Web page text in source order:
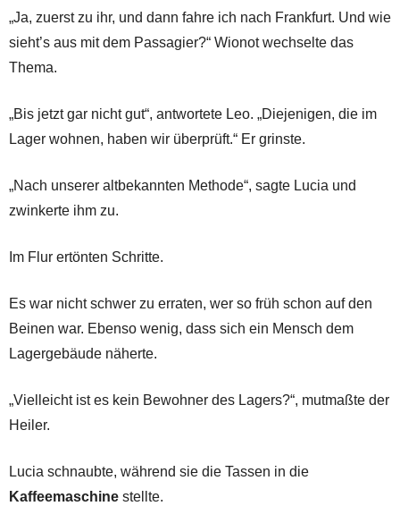
„Ja, zuerst zu ihr, und dann fahre ich nach Frankfurt. Und wie
sieht’s aus mit dem Passagier?“ Wionot wechselte das
Thema.
„Bis jetzt gar nicht gut“, antwortete Leo. „Diejenigen, die im
Lager wohnen, haben wir überprüft.“ Er grinste.
„Nach unserer altbekannten Methode“, sagte Lucia und
zwinkerte ihm zu.
Im Flur ertönten Schritte.
Es war nicht schwer zu erraten, wer so früh schon auf den
Beinen war. Ebenso wenig, dass sich ein Mensch dem
Lagergebäude näherte.
„Vielleicht ist es kein Bewohner des Lagers?“, mutmaßte der
Heiler.
Lucia schnaubte, während sie die Tassen in die
Kaffeemaschine stellte.